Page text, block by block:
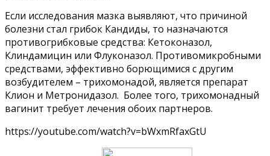
Если исследования мазка выявляют, что причиной
болезни стал грибок Кандиды, то назначаются
противогрибковые средства: Кетоконазол,
Клиндамицин или Флуконазол. Противомикробными
средствами, эффективно борющимися с другим
возбудителем – трихомонадой, является препарат
Клион и Метронидазол. Более того, трихомонадный
вагинит требует лечения обоих партнеров.
https://youtube.com/watch?v=bWxmRfaxGtU